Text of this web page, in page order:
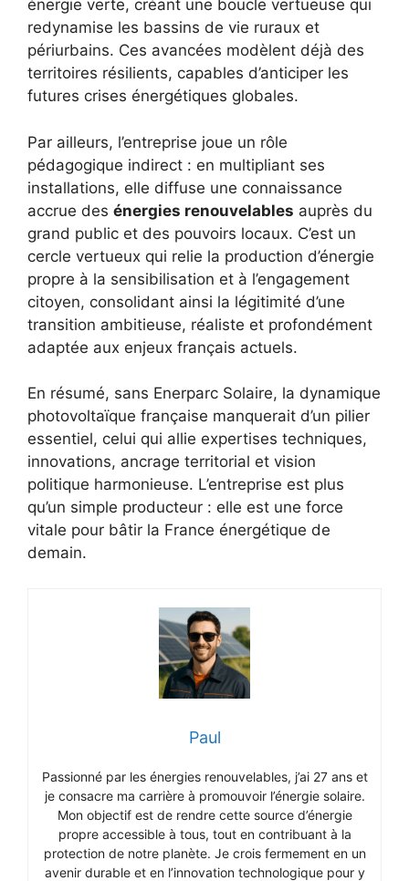
énergie verte, créant une boucle vertueuse qui
redynamise les bassins de vie ruraux et
périurbains. Ces avancées modèlent déjà des
territoires résilients, capables d’anticiper les
futures crises énergétiques globales.
Par ailleurs, l’entreprise joue un rôle
pédagogique indirect : en multipliant ses
installations, elle diffuse une connaissance
accrue des énergies renouvelables auprès du
grand public et des pouvoirs locaux. C’est un
cercle vertueux qui relie la production d’énergie
propre à la sensibilisation et à l’engagement
citoyen, consolidant ainsi la légitimité d’une
transition ambitieuse, réaliste et profondément
adaptée aux enjeux français actuels.
En résumé, sans Enerparc Solaire, la dynamique
photovoltaïque française manquerait d’un pilier
essentiel, celui qui allie expertises techniques,
innovations, ancrage territorial et vision
politique harmonieuse. L’entreprise est plus
qu’un simple producteur : elle est une force
vitale pour bâtir la France énergétique de
demain.
Paul
Passionné par les énergies renouvelables, j’ai 27 ans et
je consacre ma carrière à promouvoir l’énergie solaire.
Mon objectif est de rendre cette source d’énergie
propre accessible à tous, tout en contribuant à la
protection de notre planète. Je crois fermement en un
avenir durable et en l’innovation technologique pour y